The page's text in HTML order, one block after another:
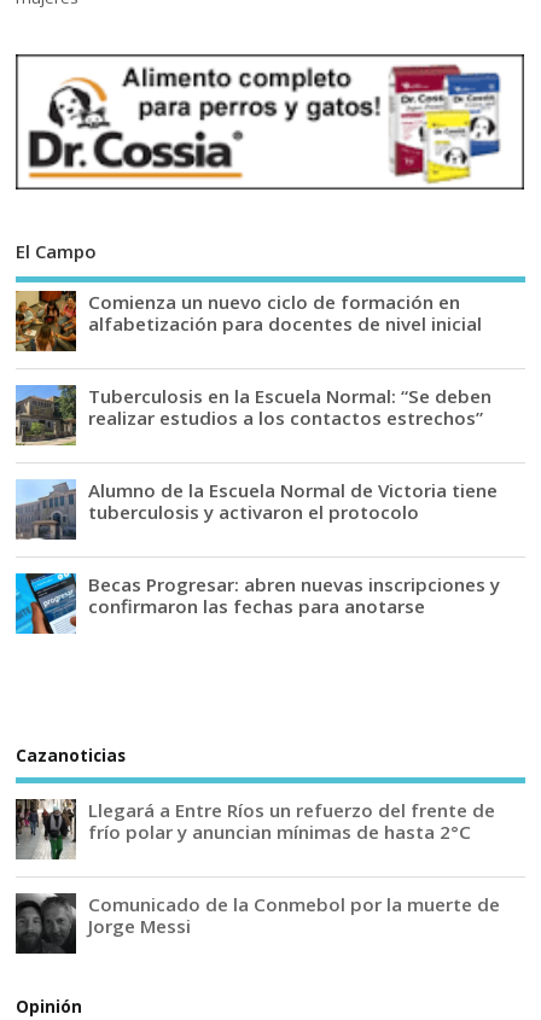
El Campo
Comienza un nuevo ciclo de formación en
alfabetización para docentes de nivel inicial
Tuberculosis en la Escuela Normal: “Se deben
realizar estudios a los contactos estrechos”
Alumno de la Escuela Normal de Victoria tiene
tuberculosis y activaron el protocolo
Becas Progresar: abren nuevas inscripciones y
confirmaron las fechas para anotarse
Cazanoticias
Llegará a Entre Ríos un refuerzo del frente de
frío polar y anuncian mínimas de hasta 2°C
Comunicado de la Conmebol por la muerte de
Jorge Messi
Opinión